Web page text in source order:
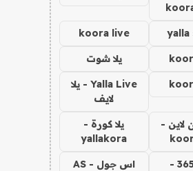
yalla
koora live
يلا شوت
Yalla Live - يلا
لايف
لاين -
يلا كورة -
yallakora
كورة 365 -
اس جول - AS